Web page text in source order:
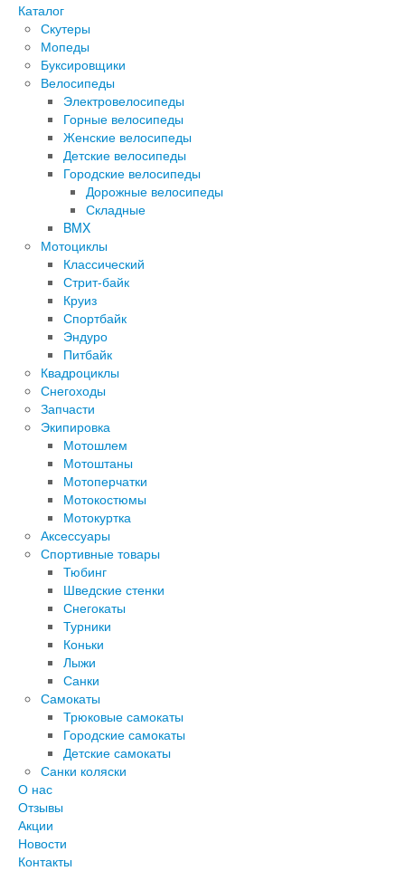
Каталог
Скутеры
Мопеды
Буксировщики
Велосипеды
Электровелосипеды
Горные велосипеды
Женские велосипеды
Детские велосипеды
Городские велосипеды
Дорожные велосипеды
Складные
BMX
Мотоциклы
Классический
Стрит-байк
Круиз
Спортбайк
Эндуро
Питбайк
Квадроциклы
Снегоходы
Запчасти
Экипировка
Мотошлем
Мотоштаны
Мотоперчатки
Мотокостюмы
Мотокуртка
Аксессуары
Спортивные товары
Тюбинг
Шведские стенки
Снегокаты
Турники
Коньки
Лыжи
Санки
Самокаты
Трюковые самокаты
Городские самокаты
Детские самокаты
Санки коляски
О нас
Отзывы
Акции
Новости
Контакты